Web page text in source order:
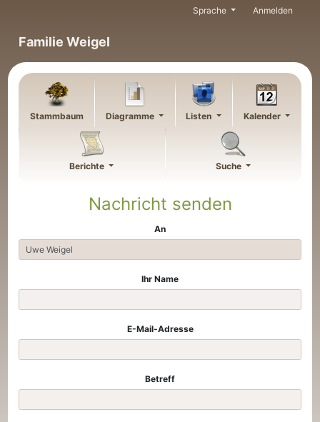
Familie Weigel
Sprache Anmelden
Stammbaum Diagramme Listen Kalender
Berichte Suche
Nachricht senden
An
Ihr Name
E-Mail-Adresse
Betreff